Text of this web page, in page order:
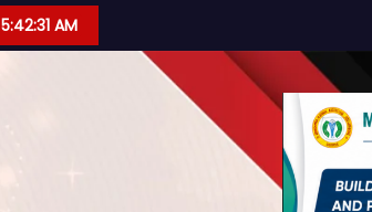
5:42:33 AM